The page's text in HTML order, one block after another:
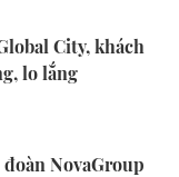
City, khách
lo lắng
NovaGroup